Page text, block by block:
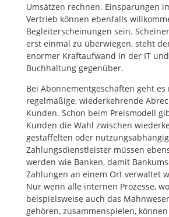
Umsätzen rechnen. Einsparungen
Vertrieb können ebenfalls
Begleiterscheinungen sein.
erst einmal zu überwiegen, steht
enormer Kraftaufwand in der IT
Buchhaltung gegenüber.
Bei Abonnementgeschäften geht
regelmäßige, wiederkehrende
Kunden. Schon beim Preismodell
Kunden die Wahl zwischen
gestaffelten oder
Zahlungsdienstleister müssen
werden wie Banken, damit
Zahlungen an einem Ort verwaltet
Nur wenn alle internen Prozesse,
beispielsweise auch das
gehören, zusammenspielen,